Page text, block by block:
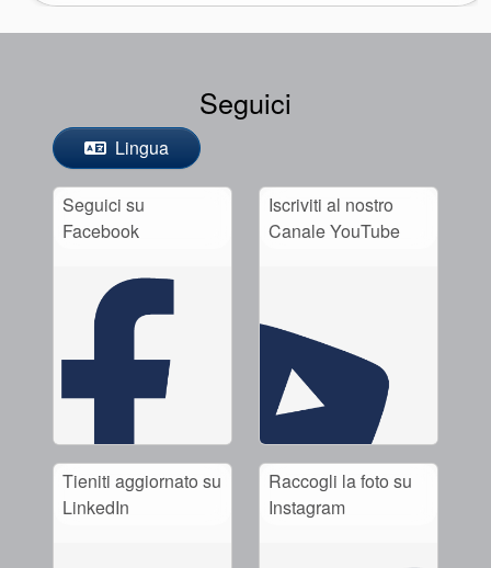
Seguici
Lingua
Seguici su
Facebook
Iscriviti al nostro
Canale YouTube
Tieniti aggiornato su
LinkedIn
Raccogli la foto su
Instagram